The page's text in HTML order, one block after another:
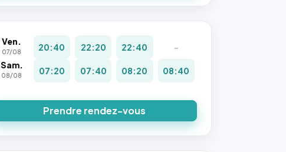
Ven.
07/08 20:40 22:20 22:40
-
Sam.
08/08 07:20 07:40 08:20 08:40
Prendre rendez-vous